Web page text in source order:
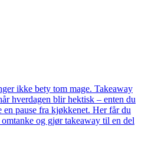
ikke bety tom mage. Takeaway
hverdagen blir hektisk – enten du
en pause fra kjøkkenet. Her får du
og gjør takeaway til en del